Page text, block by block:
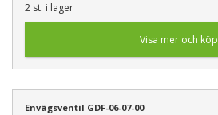
2 st. i lager
Visa mer och köp
Envägsventil GDF-06-07-00